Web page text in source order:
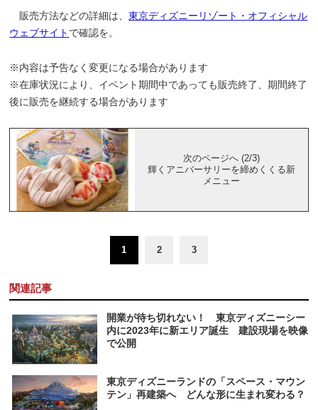
販売方法などの詳細は、東京ディズニーリゾート・オフィシャル
ウェブサイト で確認を。
※内容は予告なく変更になる場合があります
※在庫状況により、イベント期間中であっても販売終了、期間終了
後に販売を継続する場合があります
次のページへ (2/3)
輝くアニバーサリーを締めくくる新
メニュー
1 2 3
関連記事
開業が待ち切れない！ 東京ディズニーシー
内に2023年に新エリア誕生 建設現場を映像
で公開
東京ディズニーランドの「スペース・マウン
テン」再建築へ どんな形に生まれ変わる？